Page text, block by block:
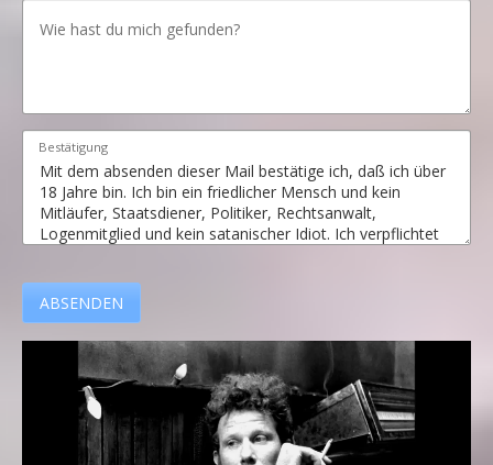
Bestätigung